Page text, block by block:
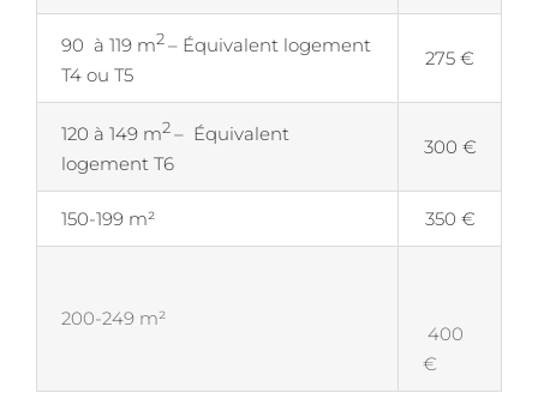
90 à 119 m2 – Équivalent logement
T4 ou T5
275 €
120 à 149 m2 – Équivalent
logement T6
300 €
150-199 m² 350 €
200-249 m²
400
€